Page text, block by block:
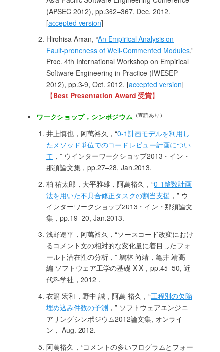
(APSEC 2012), pp.362–367, Dec. 2012.
[accepted version]
Hirohisa Aman, “An Empirical Analysis on
Fault-proneness of Well-Commented Modules,”
Proc. 4th International Workshop on Empirical
Software Engineering in Practice (IWESEP
2012), pp.3-9, Oct. 2012. [accepted version]
【Best Presentation Award 受賞】
ワークショップ，シンポジウム （査読あり）
井上慎也，阿萬裕久，“0-1計画モデルを利用し
たメソッド単位でのコードレビュー計画につい
て ，” ウインターワークショップ2013・イン・
那須論文集，pp.27–28, Jan.2013.
柏 祐太郎，大平雅雄，阿萬裕久，“0-1整数計画
法を用いた不具合修正タスクの割当支援 ，” ウ
インターワークショップ2013・イン・那須論文
集，pp.19–20, Jan.2013.
浅野遼平，阿萬裕久，“ソースコード改変におけ
るコメント文の相対的な変化量に着目したフォ
ールト潜在性の分析，” 鵜林 尚靖，亀井 靖高
編 ソフトウェア工学の基礎 XIX，pp.45–50, 近
代科学社，2012．
衣簱 宏和，野中 誠，阿萬 裕久，“工程別の欠陥
埋め込み件数の予測 ，” ソフトウェアエンジニ
アリングシンポジウム2012論文集, オンライ
ン， Aug. 2012.
阿萬裕久，“コメントの多いプログラムとフォー